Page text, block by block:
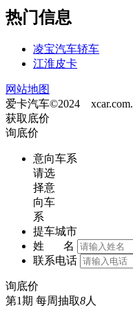
热门信息
凌宝汽车轿车
江淮皮卡
网站地图
爱卡汽车©2024
获取底价
询底价
意向车系
请选
择意
向车
系
提车城市
姓 名
联系电话
询底价
第1期 每周抽取8人